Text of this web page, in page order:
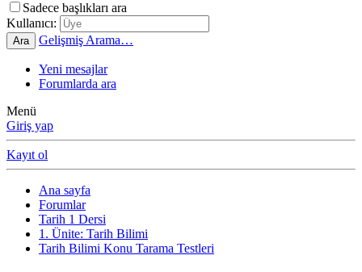
Sadece başlıkları ara
Kullanıcı:
Ara Gelişmiş Arama…
Yeni mesajlar
Forumlarda ara
Menü
Giriş yap
Kayıt ol
Ana sayfa
Forumlar
Tarih 1 Dersi
1. Ünite: Tarih Bilimi
Tarih Bilimi Konu Tarama Testleri